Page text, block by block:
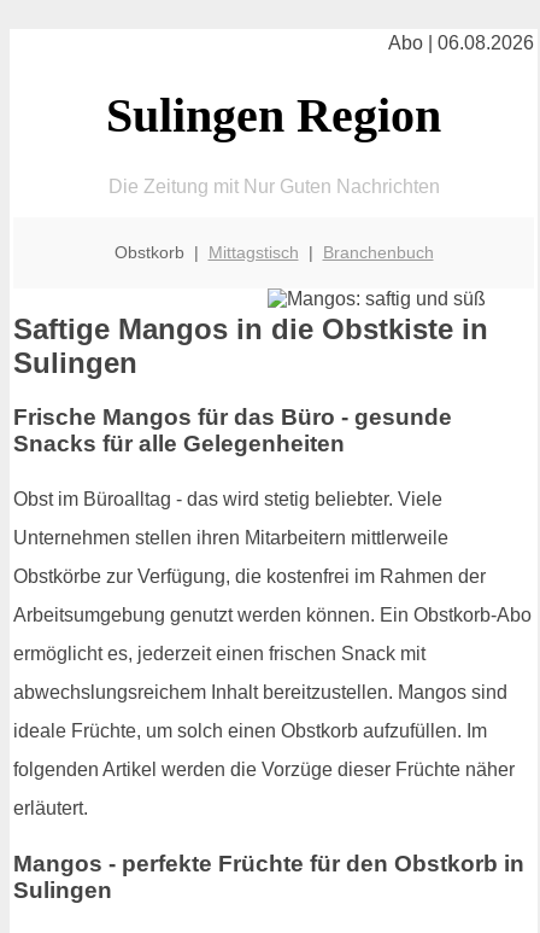
Abo | 06.08.2026
Sulingen Region
Die Zeitung mit Nur Guten Nachrichten
Obstkorb | Mittagstisch | Branchenbuch
Saftige Mangos in die Obstkiste in
Sulingen
Frische Mangos für das Büro - gesunde
Snacks für alle Gelegenheiten
Obst im Büroalltag - das wird stetig beliebter. Viele
Unternehmen stellen ihren Mitarbeitern mittlerweile
Obstkörbe zur Verfügung, die kostenfrei im Rahmen der
Arbeitsumgebung genutzt werden können. Ein Obstkorb-Abo
ermöglicht es, jederzeit einen frischen Snack mit
abwechslungsreichem Inhalt bereitzustellen. Mangos sind
ideale Früchte, um solch einen Obstkorb aufzufüllen. Im
folgenden Artikel werden die Vorzüge dieser Früchte näher
erläutert.
Mangos - perfekte Früchte für den Obstkorb in
Sulingen